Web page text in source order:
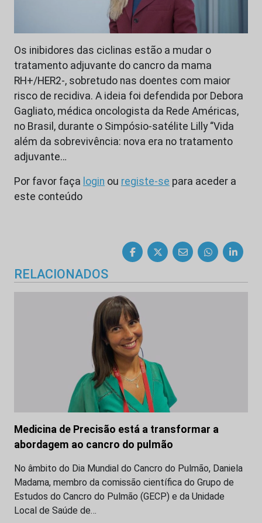
Os inibidores das ciclinas estão a mudar o
tratamento adjuvante do cancro da mama
RH+/HER2-, sobretudo nas doentes com maior
risco de recidiva. A ideia foi defendida por Debora
Gagliato, médica oncologista da Rede Américas,
no Brasil, durante o Simpósio-satélite Lilly “Vida
além da sobrevivência: nova era no tratamento
adjuvante…
Por favor faça login ou registe-se para aceder a
este conteúdo
RELACIONADOS
Medicina de Precisão está a transformar a
abordagem ao cancro do pulmão
No âmbito do Dia Mundial do Cancro do Pulmão, Daniela
Madama, membro da comissão científica do Grupo de
Estudos do Cancro do Pulmão (GECP) e da Unidade
Local de Saúde de…